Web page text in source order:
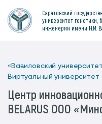
Саратовский
университет генетики,
инженерии имени Н.И.
«Вавиловский
Виртуальный
Центр
BELARUS ООО